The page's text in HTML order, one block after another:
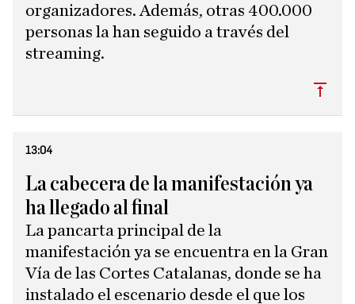
organizadores. Además, otras 400.000
personas la han seguido a través del
streaming.
13:04
La cabecera de la manifestación ya
ha llegado al final
La pancarta principal de la
manifestación ya se encuentra en la Gran
Vía de las Cortes Catalanas, donde se ha
instalado el escenario desde el que los